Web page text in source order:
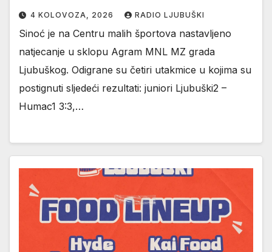
4 KOLOVOZA, 2026 RADIO LJUBUŠKI
Sinoć je na Centru malih športova nastavljeno
natjecanje u sklopu Agram MNL MZ grada
Ljubuškog. Odigrane su četiri utakmice u kojima su
postignuti sljedeći rezultati: juniori Ljubuški2 –
Humac1 3:3,…